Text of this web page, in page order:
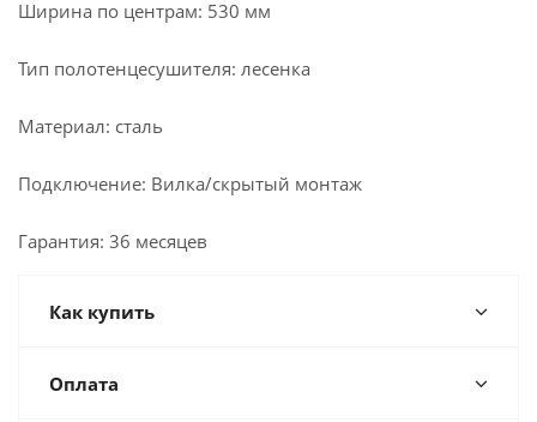
Ширина по центрам: 530 мм
Тип полотенцесушителя: лесенка
Материал: сталь
Подключение: Вилка/скрытый монтаж
Гарантия: 36 месяцев
Как купить
Оплата